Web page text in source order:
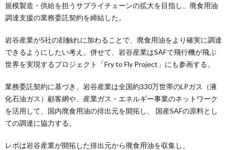
規模製造・供給を担うサプライチェーンの拡大を目指し、廃食用油
調達支援の業務委託契約を締結した。
岩谷産業が5社の顔触れに加わることで、廃食用油をより確実に調達
できるようにしたい考え。併せて、岩谷産業はSAFで飛行機が飛ぶ
世界を実現するプロジェクト「Fry to Fly Project」にも参画する。
業務委託契約に基づき、岩谷産業は全国約330万世帯のLPガス（液
化石油ガス）顧客網や、産業ガス・エネルギー事業のネットワーク
を活用して、国内廃食用油の排出元を開拓し、 国産SAFの原料とし
ての調達に協力する。
レボは岩谷産業が開拓した排出元から廃食用油を収集し、